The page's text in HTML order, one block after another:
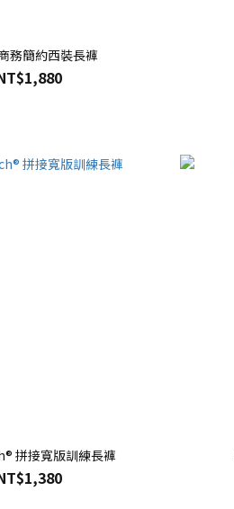
務簡約西裝長褲
拼接寬版訓練長褲